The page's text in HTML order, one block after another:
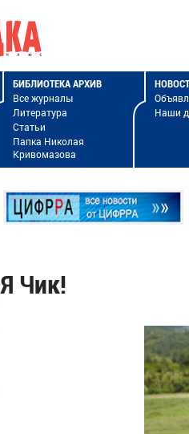
БИБЛИОТЕКА АРХИВ
Все журналы
Литература
Статьи
Папка Николая
Кривомазова
Наши
Я Чик!